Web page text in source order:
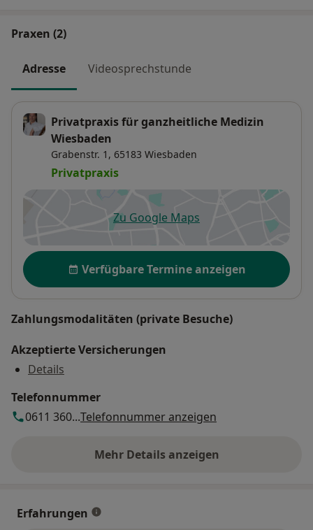
Praxen (2)
Adresse Videosprechstunde
Privatpraxis für ganzheitliche Medizin
Wiesbaden
Grabenstr. 1, 65183 Wiesbaden
Privatpraxis
Zu Google Mapsöffnet in einer neuen
Verfügbarkeit
Verfügbare Termine anzeigen
Zahlungsmodalitäten (private Besuche)
Akzeptierte Versicherungen
Details
Telefonnummer
0611 360...Telefonnummer anzeigen
Mehr Details anzeigen
über die Adresse
Erfahrungen